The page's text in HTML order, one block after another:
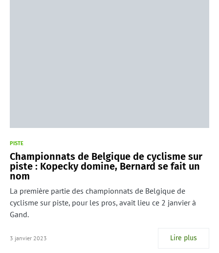
PISTE
Championnats de Belgique de cyclisme sur
piste : Kopecky domine, Bernard se fait un
nom
La première partie des championnats de Belgique de
cyclisme sur piste, pour les pros, avait lieu ce 2 janvier à
Gand.
3 janvier 2023 Lire plus